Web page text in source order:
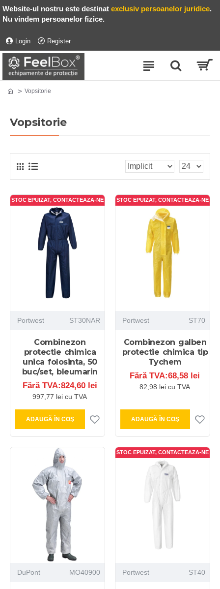
Website-ul nostru este destinat exclusiv persoanelor juridice.
Nu vindem persoanelor fizice.
Login Register
Vopsitorie
Vopsitorie
STOC EPUIZAT, CONTACTEAZA-NE
Portwest ST30NAR
Combinezon
protectie chimica
unica folosinta, 50
buc/set, bleumarin
Fără TVA:824,60 lei
997,77 lei cu TVA
ADAUGĂ ÎN COŞ
STOC EPUIZAT, CONTACTEAZA-NE
Portwest ST70
Combinezon galben
protectie chimica tip
Tychem
Fără TVA:68,58 lei
82,98 lei cu TVA
ADAUGĂ ÎN COŞ
DuPont MO40900
STOC EPUIZAT, CONTACTEAZA-NE
Portwest ST40